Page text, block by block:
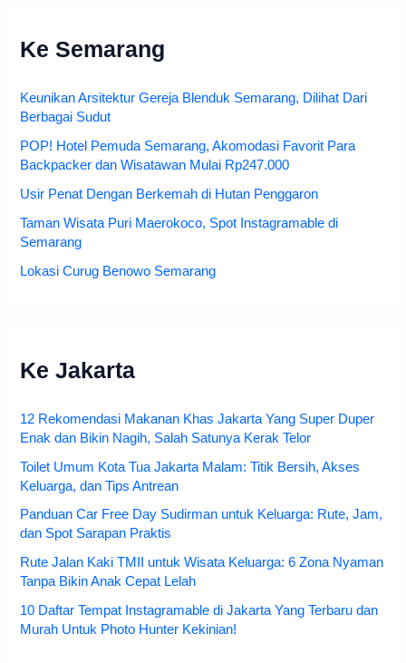
Ke Semarang
Keunikan Arsitektur Gereja Blenduk Semarang, Dilihat Dari
Berbagai Sudut
POP! Hotel Pemuda Semarang, Akomodasi Favorit Para
Backpacker dan Wisatawan Mulai Rp247.000
Usir Penat Dengan Berkemah di Hutan Penggaron
Taman Wisata Puri Maerokoco, Spot Instagramable di
Semarang
Lokasi Curug Benowo Semarang
Ke Jakarta
12 Rekomendasi Makanan Khas Jakarta Yang Super Duper
Enak dan Bikin Nagih, Salah Satunya Kerak Telor
Toilet Umum Kota Tua Jakarta Malam: Titik Bersih, Akses
Keluarga, dan Tips Antrean
Panduan Car Free Day Sudirman untuk Keluarga: Rute, Jam,
dan Spot Sarapan Praktis
Rute Jalan Kaki TMII untuk Wisata Keluarga: 6 Zona Nyaman
Tanpa Bikin Anak Cepat Lelah
10 Daftar Tempat Instagramable di Jakarta Yang Terbaru dan
Murah Untuk Photo Hunter Kekinian!